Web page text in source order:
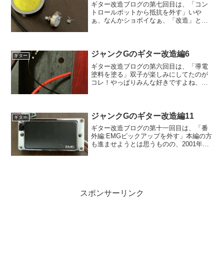
ギター改造ブログの第七回目は、「コン
トロールポットから抵抗を外す」いや
ぁ、なんかショボイなぁ、「改造」とい
にやろうとしてたんですよ...
ギター ジャンクGのギター改造編6
ギター改造ブログの第六回目は、「導電
塗料を塗る」双子が楽しみにしてたのが
コレ！やっぱりみんな好きですよね、塗
ットとカバー内側に導電...
ギター ジャンクGのギター改造編11
ギター改造ブログの第十一回目は、「番
外編:EMGピックアップを外す」本編の方
も進ませようとは思うものの、2001年に
スポンサーリンク